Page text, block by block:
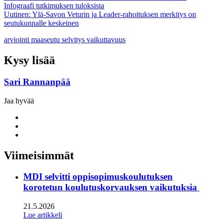
Infograafi tutkimuksen tuloksista
Uutinen: Ylä-Savon Veturin ja Leader-rahoituksen merkitys on
seutukunnalle keskeinen
arviointi maaseutu selvitys vaikuttavuus
Kysy lisää
Sari Rannanpää
Jaa hyvää
twitter
Viimeisimmät
MDI selvitti oppisopimuskoulutuksen
korotetun koulutuskorvauksen vaikutuksia
21.5.2026
Lue artikkeli